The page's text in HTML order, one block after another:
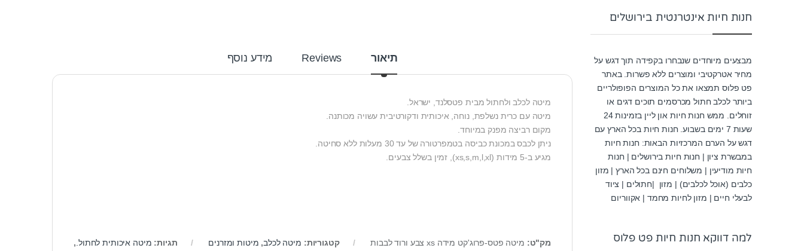
תיאור Reviews מידע נוסף
מיטה לכלב ולחתול מבית פטסלנד, ישראל.
מיטה עם כרית נשלפת, נוחה, איכותית ודקורטיבית עשויה מכותנה.
מקום רביצה מפנק במיוחד.
ניתן לכבס במכונת כביסה בטמפרטורה של עד 30 מעלות ללא סחיטה.
מגיע ב-5 מידות (xs,s,m,l,xl), זמין בשלל צבעים.
מק"ט: מיטה פטס-פרוג'קט מידה xs צבע ורוד לבבות קטגוריות: מיטה לכלב, מיטות ומזרנים תגיות: מיטה איכותית לחתול. ,
חנות חיות אינטרנטית בירושלים
מבצעים מיוחדים שנבחרו בקפידה תוך דגש על
מחיר אטרקטיבי ומוצרים ללא פשרות. באתר
פט פלוס תמצאו את כל המוצרים הפופולריים
ביותר לכלב חתול מכרסמים תוכים דגים או
זוחלים. ממש חנות חיות און ליין בזמינות 24
שעות 7 ימים בשבוע. חנות חיות בכל הארץ עם
דגש על הערם המרכזיות הבאות: חנות חיות
במבשרת ציון | חנות חיות בירושלים | חנות
חיות מודיעין | משלוחים חינם בכל הארץ | מזון
כלבים (אוכל לכלבים) | מזון |חתולים | ציוד
לבעלי חיים | מזון לחיות מחמד | אקווריום
למה דווקא חנות חיות פט פלוס